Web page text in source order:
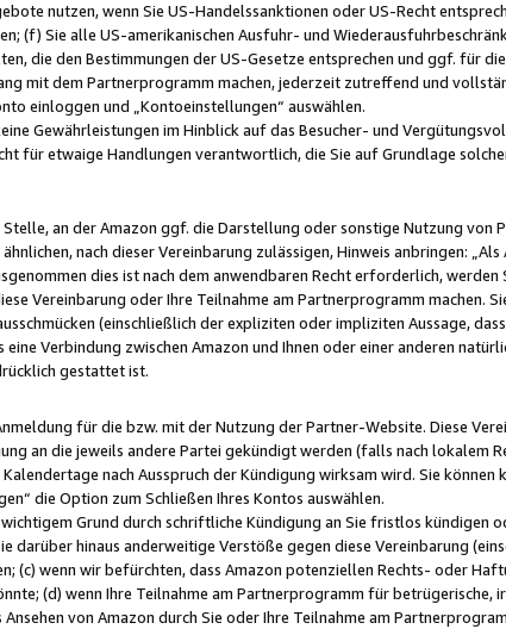
nutzen, wenn Sie US-Handelssanktionen oder US-Recht
(f) Sie alle US-amerikanischen Ausfuhr- und
die den Bestimmungen der US-Gesetze entsprechen und ggf. für
mit dem Partnerprogramm machen, jederzeit zutreffend und
einloggen und „Kontoeinstellungen“ auswählen.
Gewährleistungen im Hinblick auf das Besucher- und
für etwaige Handlungen verantwortlich, die Sie auf Grundlage
an der Amazon ggf. die Darstellung oder sonstige Nutzung von
nach dieser Vereinbarung zulässigen, Hinweis anbringen:
dies ist nach dem anwendbaren Recht erforderlich,
Vereinbarung oder Ihre Teilnahme am Partnerprogramm machen.
(einschließlich der expliziten oder impliziten Aussage,
Verbindung zwischen Amazon und Ihnen oder einer anderen
gestattet ist.
für die bzw. mit der Nutzung der Partner-Website. Diese
an die jeweils andere Partei gekündigt werden (falls nach lokalem
nach Ausspruch der Kündigung wirksam wird. Sie
die Option zum Schließen Ihres Kontos auswählen.
Grund durch schriftliche Kündigung an Sie fristlos kündigen
darüber hinaus anderweitige Verstöße gegen diese Vereinbarung
(c) wenn wir befürchten, dass Amazon potenziellen Rechts- oder
(d) wenn Ihre Teilnahme am Partnerprogramm für
von Amazon durch Sie oder Ihre Teilnahme am